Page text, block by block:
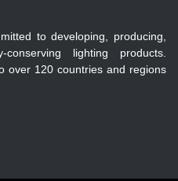
to developing, producing,
lighting products.
over 120 countries and regions